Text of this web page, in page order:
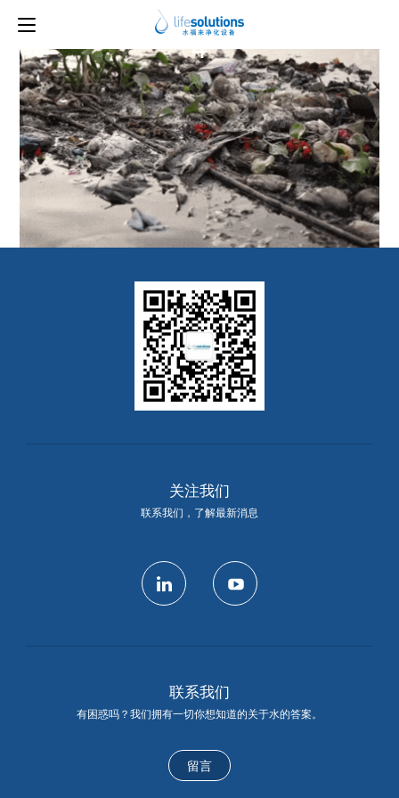
上一图片
4
关注我们
联系我们，了解最新消息
联系我们
有困惑吗？我们拥有一切你想知道的关于水的答案。
留言